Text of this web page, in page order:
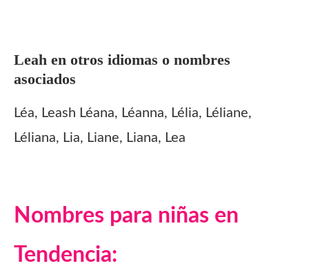
Leah en otros idiomas o nombres
asociados
Léa, Leash Léana, Léanna, Lélia, Léliane,
Léliana, Lia, Liane, Liana, Lea
Nombres para niñas en
Tendencia: